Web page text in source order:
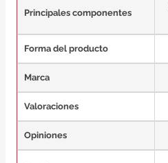
Principales componentes
Forma del producto
Marca
Valoraciones
Opiniones